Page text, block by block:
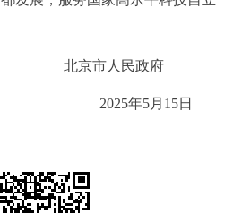
北京市人民政府
2025年5月15日